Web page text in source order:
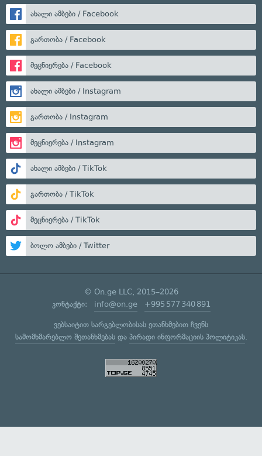
ახალი ამბები / Facebook
გართობა / Facebook
მეცნიერება / Facebook
ახალი ამბები / Instagram
გართობა / Instagram
მეცნიერება / Instagram
ახალი ამბები / TikTok
გართობა / TikTok
მეცნიერება / TikTok
ბოლო ამბები / Twitter
© On.ge LLC, 2015–2026
კონტაქტი: info@on.ge +995 577 340 891
ვებსაიტით სარგებლობისას ეთანხმებით ჩვენს
სამომხმარებლო შეთანხმებასდა პირადი ინფორმაციის პოლიტიკას.